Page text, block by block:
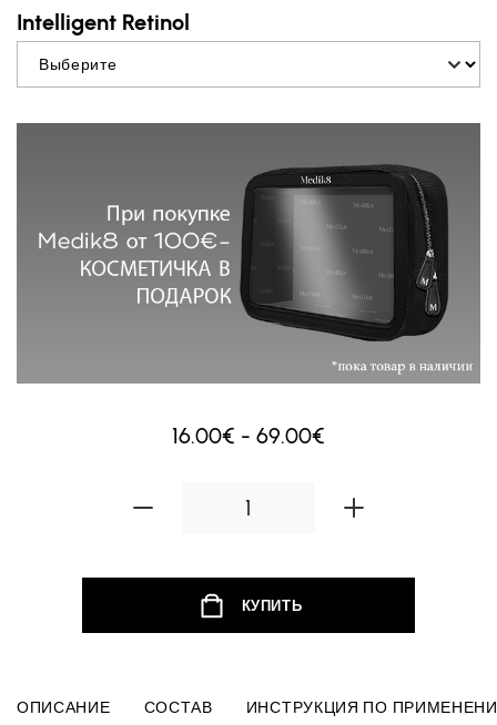
Intelligent Retinol
16.00€ - 69.00€
КУПИТЬ
ОПИСАНИЕ СОСТАВ ИНСТРУКЦИЯ ПО